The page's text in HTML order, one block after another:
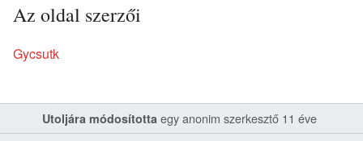
Az oldal szerzői
Gycsutk
Utoljára módosította egy anonim szerkesztő 11 éve